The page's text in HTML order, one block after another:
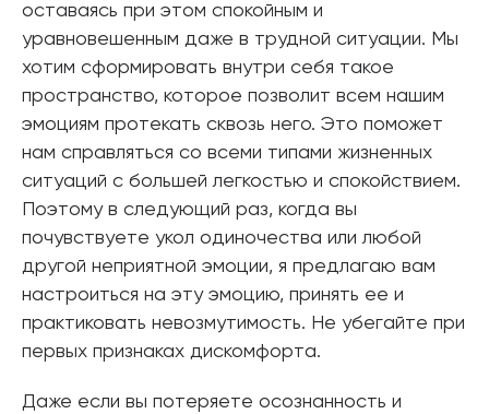
оставаясь при этом спокойным и
уравновешенным даже в трудной ситуации. Мы
хотим сформировать внутри себя такое
пространство, которое позволит всем нашим
эмоциям протекать сквозь него. Это поможет
нам справляться со всеми типами жизненных
ситуаций с большей легкостью и спокойствием.
Поэтому в следующий раз, когда вы
почувствуете укол одиночества или любой
другой неприятной эмоции, я предлагаю вам
настроиться на эту эмоцию, принять ее и
практиковать невозмутимость. Не убегайте при
первых признаках дискомфорта.
Даже если вы потеряете осознанность и